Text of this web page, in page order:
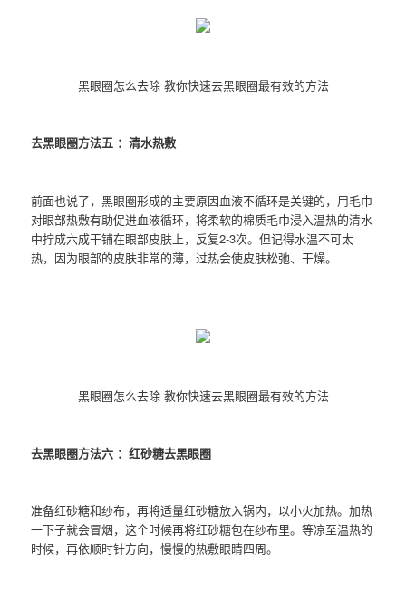
黑眼圈怎么去除 教你快速去黑眼圈最有效的方法
去黑眼圈方法五 ：清水热敷
前面也说了，黑眼圈形成的主要原因血液不循环是关键的，用毛巾
对眼部热敷有助促进血液循环，将柔软的棉质毛巾浸入温热的清水
中拧成六成干铺在眼部皮肤上，反复2-3次。但记得水温不可太
热，因为眼部的皮肤非常的薄，过热会使皮肤松弛、干燥。
黑眼圈怎么去除 教你快速去黑眼圈最有效的方法
去黑眼圈方法六 ：红砂糖去黑眼圈
准备红砂糖和纱布，再将适量红砂糖放入锅内，以小火加热。加热
一下子就会冒烟，这个时候再将红砂糖包在纱布里。等凉至温热的
时候，再依顺时针方向，慢慢的热敷眼睛四周。